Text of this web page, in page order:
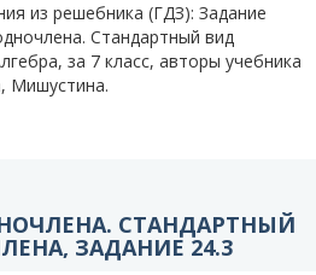
из решебника (ГДЗ): Задание
Стандартный вид
за 7 класс, авторы учебника
Мишустина.
СТАНДАРТНЫЙ
ЗАДАНИЕ 24.3